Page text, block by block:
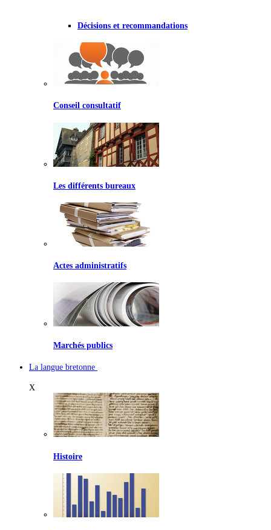
Décisions et recommandations
Conseil consultatif
Les différents bureaux
Actes administratifs
Marchés publics
La langue bretonne
X
Histoire